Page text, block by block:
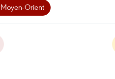
Orient